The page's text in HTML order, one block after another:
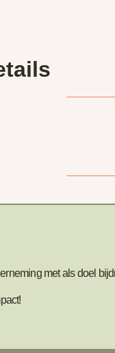
met als doel